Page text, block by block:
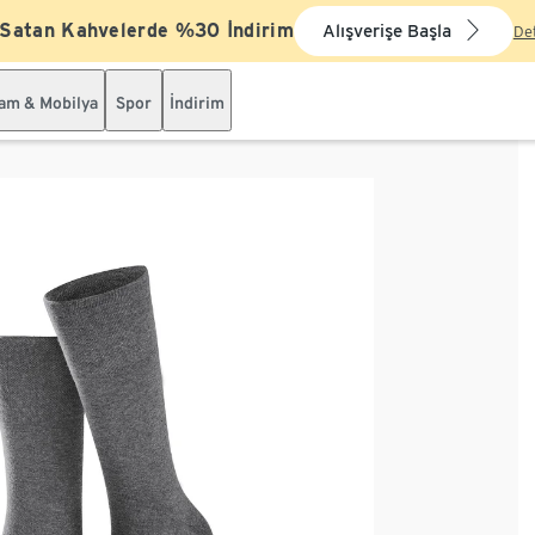
Kahvelerde %30 İndirim Alışverişe Başla
& Mobilya Spor İndirim